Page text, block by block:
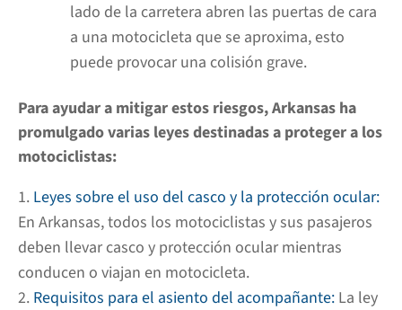
lado de la carretera abren las puertas de cara
a una motocicleta que se aproxima, esto
puede provocar una colisión grave.
Para ayudar a mitigar estos riesgos, Arkansas ha
promulgado varias leyes destinadas a proteger a los
motociclistas:
Leyes sobre el uso del casco y la protección ocular:
En Arkansas, todos los motociclistas y sus pasajeros
deben llevar casco y protección ocular mientras
conducen o viajan en motocicleta.
Requisitos para el asiento del acompañante: La ley